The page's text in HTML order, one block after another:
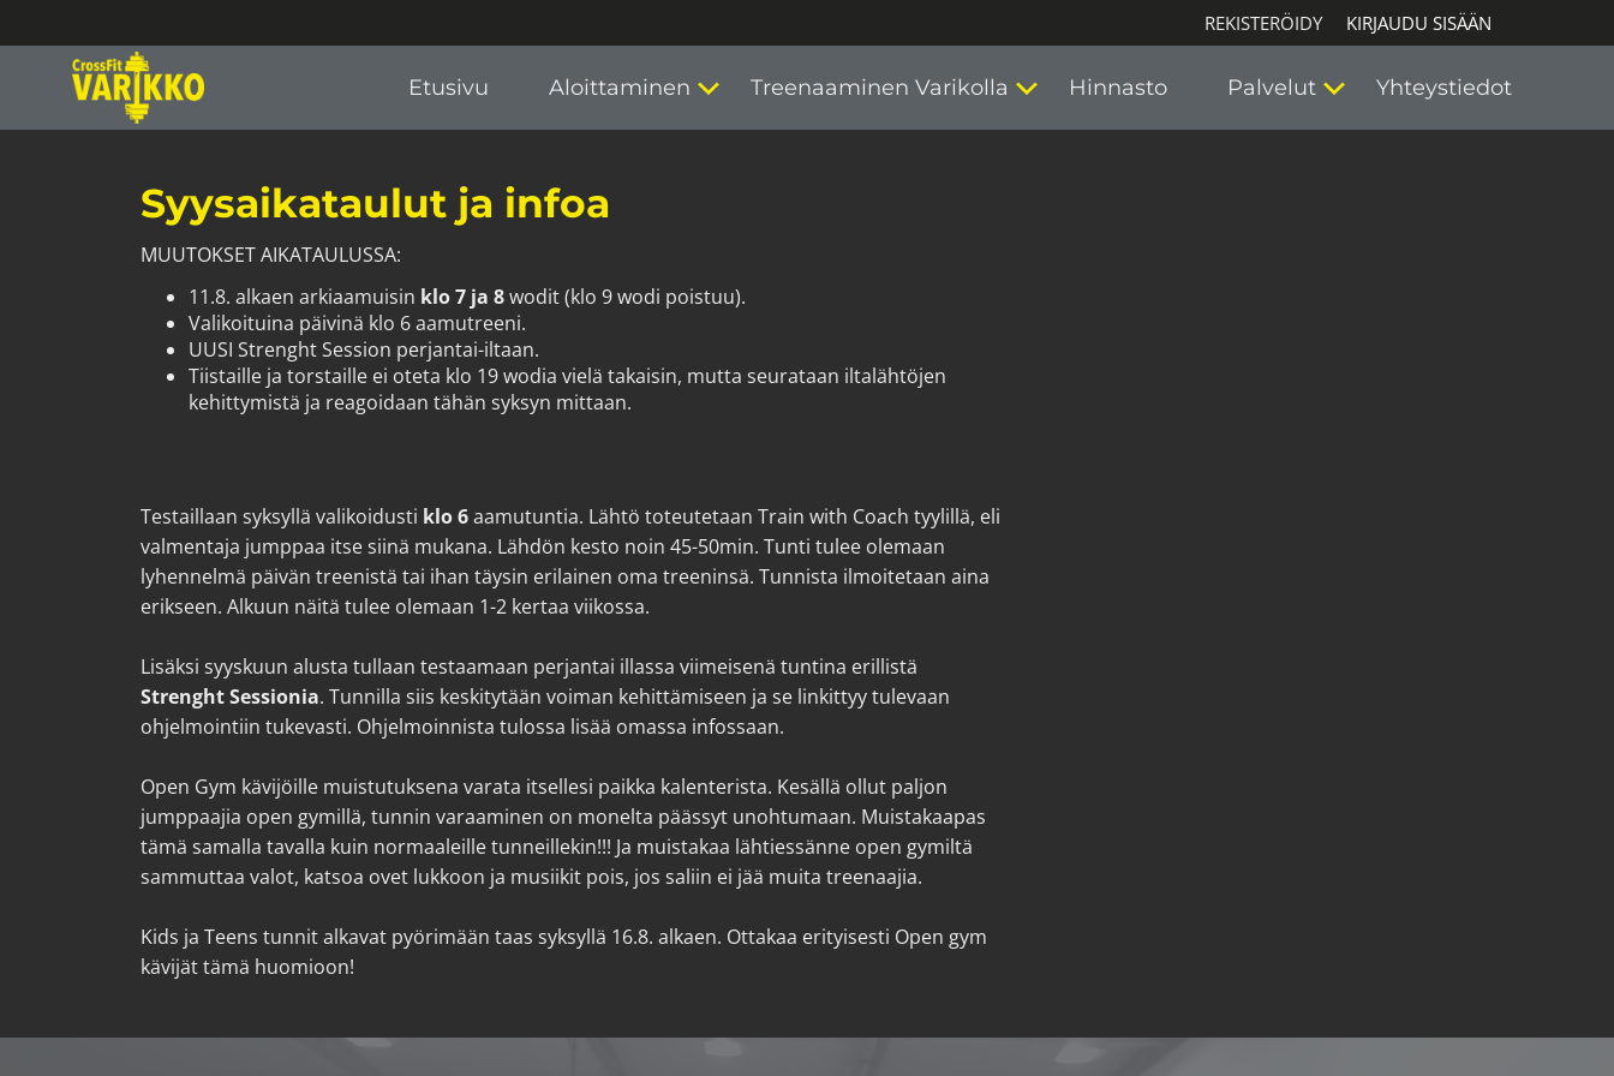
REKISTERÖIDY KIRJAUDU SISÄÄN
Etusivu Aloittaminen Treenaaminen Varikolla Hinnasto Palvelut Yhteystiedot
Syysaikataulut ja infoa
MUUTOKSET AIKATAULUSSA:
11.8. alkaen arkiaamuisin klo 7 ja 8wodit (klo 9 wodi poistuu).
Valikoituina päivinä klo 6 aamutreeni.
UUSI Strenght Session perjantai-iltaan.
Tiistaille ja torstaille ei oteta klo 19 wodia vielä takaisin, mutta seurataan iltalähtöjen
kehittymistä ja reagoidaan tähän syksyn mittaan. ​​​​​​​
Testaillaan syksyllä valikoidusti klo 6aamutuntia. Lähtö toteutetaan Train with Coach tyylillä, eli
valmentaja jumppaa itse siinä mukana. Lähdön kesto noin 45-50min. Tunti tulee olemaan
lyhennelmä päivän treenistä tai ihan täysin erilainen oma treeninsä. Tunnista ilmoitetaan aina
erikseen. Alkuun näitä tulee olemaan 1-2 kertaa viikossa.
Lisäksi syyskuun alusta tullaan testaamaan perjantai illassa viimeisenä tuntina erillistä
Strenght Sessionia. Tunnilla siis keskitytään voiman kehittämiseen ja se linkittyy tulevaan
ohjelmointiin tukevasti. Ohjelmoinnista tulossa lisää omassa infossaan.
Open Gym kävijöille muistutuksena varata itsellesi paikka kalenterista. Kesällä ollut paljon
jumppaajia open gymillä, tunnin varaaminen on monelta päässyt unohtumaan. Muistakaapas
tämä samalla tavalla kuin normaaleille tunneillekin!!! Ja muistakaa lähtiessänne open gymiltä
sammuttaa valot, katsoa ovet lukkoon ja musiikit pois, jos saliin ei jää muita treenaajia.
Kids ja Teens tunnit alkavat pyörimään taas syksyllä 16.8. alkaen. Ottakaa erityisesti Open gym
kävijät tämä huomioon!